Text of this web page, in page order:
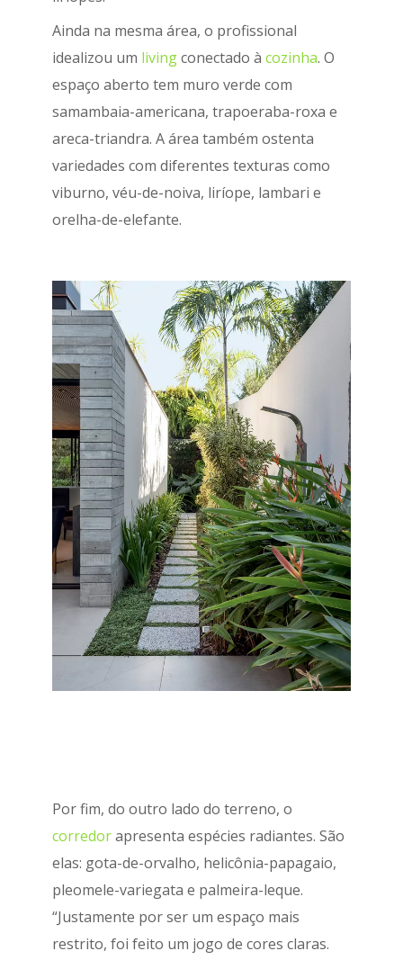
Ainda na mesma área, o profissional
idealizou um livingconectado à cozinha. O
espaço aberto tem muro verde com
samambaia-americana, trapoeraba-roxa e
areca-triandra. A área também ostenta
variedades com diferentes texturas como
viburno, véu-de-noiva, liríope, lambari e
orelha-de-elefante.
Por fim, do outro lado do terreno, o
corredorapresenta espécies radiantes. São
elas: gota-de-orvalho, helicônia-papagaio,
pleomele-variegata e palmeira-leque.
“Justamente por ser um espaço mais
restrito, foi feito um jogo de cores claras.